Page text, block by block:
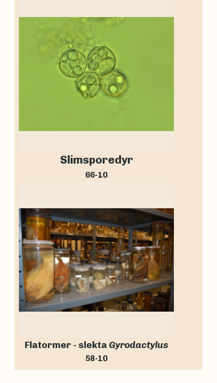
Slimsporedyr
66-10
Flatormer - slektaGyrodactylus
58-10